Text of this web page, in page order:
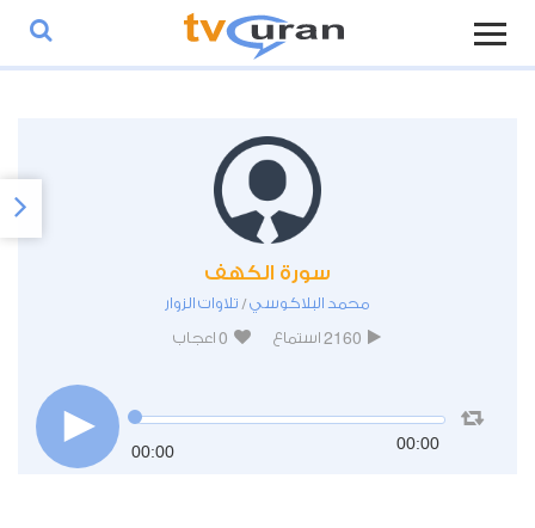
سورة الكهف
محمد البلاكوسي/ تلاوات الزوار
2160 استماع 0 اعجاب
00:00 00:00